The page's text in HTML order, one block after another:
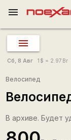
menu
Сб, 8 Авг 1 $ = 2.97 Br
Велосипед
В архиве. Будет